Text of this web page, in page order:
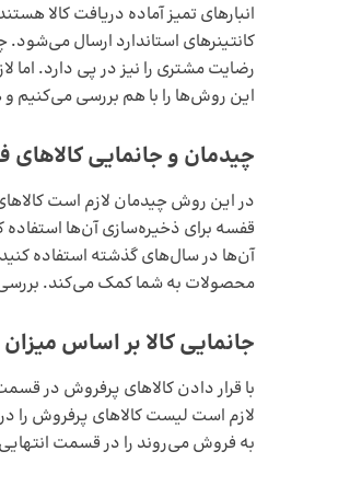
انبارهای تمیز آماده دریافت کالا
کانتینرهای استاندارد ارسال می‌شود.
رضایت مشتری را نیز در پی دارد. اما
این روش‌ها را با هم بررسی می‌کنیم
چیدمان و جانمایی کالاهای
در این روش چیدمان لازم است
قفسه برای ذخیره‌سازی آن‌ها
آن‌ها در سال‌های گذشته استفاده
محصولات به شما کمک می‌کند. بررسی
جانمایی کالا بر اساس
با قرار دادن کالاهای پرفروش در
لازم است لیست کالاهای پرفروش را
به فروش می‌روند را در قسمت انتهایی